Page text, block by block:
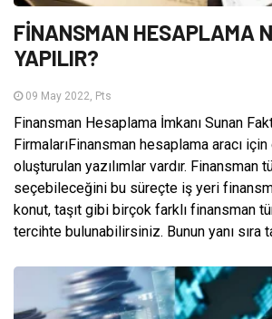
FİNANSMAN HESAPLAMA
YAPILIR?
09 May 2022, Pts
Finansman Hesaplama İmkanı Sunan
FirmalarıFinansman hesaplama aracı
oluşturulan yazılımlar vardır. Finansman
seçebileceğini bu süreçte iş yeri
konut, taşıt gibi birçok farklı finansman
tercihte bulunabilirsiniz. Bunun yanı sıra